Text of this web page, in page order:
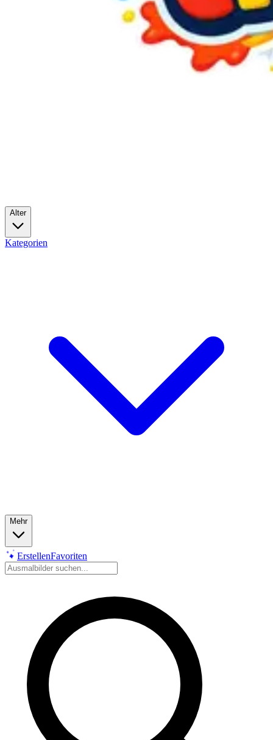
Alter
Kategorien
Mehr
ErstellenFavoriten